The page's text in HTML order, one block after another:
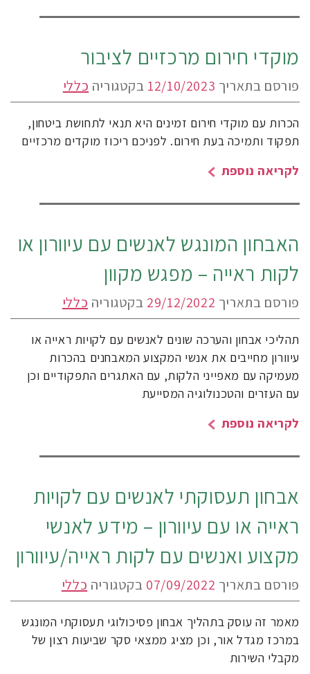
מוקדי חירום מרכזיים לציבור
פורסם בתאריך 12/10/2023 בקטגוריה כללי
הכרות עם מוקדי חירום זמינים היא תנאי לתחושת ביטחון,
תפקוד ותמיכה בעת חירום. לפניכם ריכוז מוקדים מרכזיים
לקריאה נוספת
האבחון המונגש לאנשים עם עיוורון או
לקות ראייה – מפגש מקוון
פורסם בתאריך 29/12/2022 בקטגוריה כללי
תהליכי אבחון והערכה שונים לאנשים עם לקויות ראייה או
עיוורון מחייבים את אנשי המקצוע המאבחנים בהכרות
מעמיקה עם מאפייני הלקות, עם האתגרים התפקודיים וכן
עם העזרים והטכנולוגיה המסייעת
לקריאה נוספת
אבחון תעסוקתי לאנשים עם לקויות
ראייה או עם עיוורון – מידע לאנשי
מקצוע ואנשים עם לקות ראייה/עיוורון
פורסם בתאריך 07/09/2022 בקטגוריה כללי
מאמר זה עוסק בתהליך אבחון פסיכולוגי תעסוקתי המונגש
במרכז מגדל אור, וכן מציג ממצאי סקר שביעות רצון של
מקבלי השירות